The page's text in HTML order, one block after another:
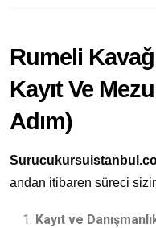
Rumeli
Kayıt Ve
Adım)
andan itibaren süreci
Kayıt ve